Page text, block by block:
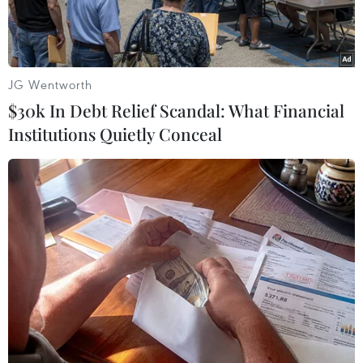
Ảnh minh họa. (Nguồn: Vietnam+)
Những năm gần đây, chuyện dân văn phòng
kinh doanh bán hàng tại nơi làm việc không
còn là điều xa lạ.
JG Wentworth
$30k In Debt Relief Scandal: What Financial
Institutions Quietly Conceal